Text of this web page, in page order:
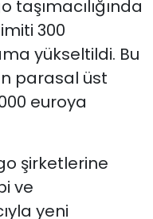
taşımacılığında
300
yükseltildi. Bu
parasal üst
euroya
şirketlerine
ve
yeni